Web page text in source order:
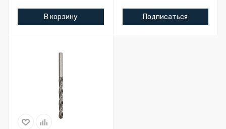
В корзину Подписаться